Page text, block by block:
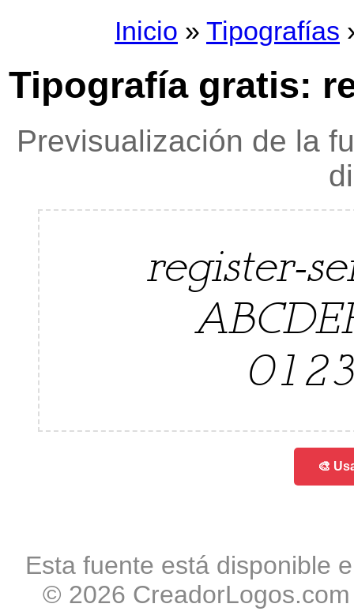
Inicio » Tipografías
Tipografía gratis:
Previsualización de la
register-
🎨
Esta fuente está disponible
© 2026